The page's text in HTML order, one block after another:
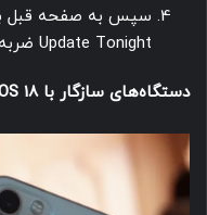
Update Tonight ضربه بزنید.
دستگاه‌های سازگار با iOS 18